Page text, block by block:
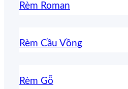
Rèm Roman
Rèm Cầu Vồng
Rèm Gỗ